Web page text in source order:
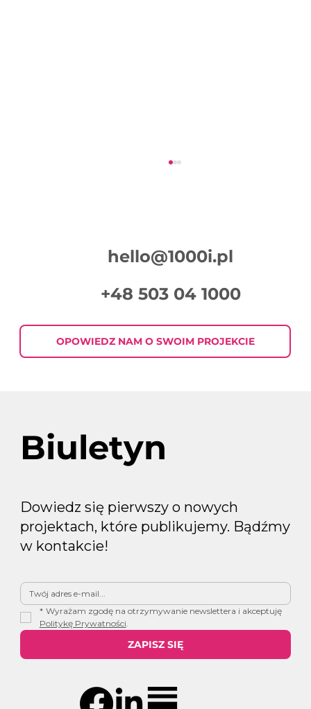
Podsumowanie Tygodnia w Digital
Marketingu 2026-07-30
hello@1000i.pl
+48 503 04 1000
OPOWIEDZ NAM O SWOIM PROJEKCIE
Biuletyn
Dowiedz się pierwszy o nowych
projektach, które publikujemy. Bądźmy
w kontakcie!
*
Wyrażam zgodę na otrzymywanie newslettera i akceptuję
Politykę Prywatności.
ZAPISZ SIĘ